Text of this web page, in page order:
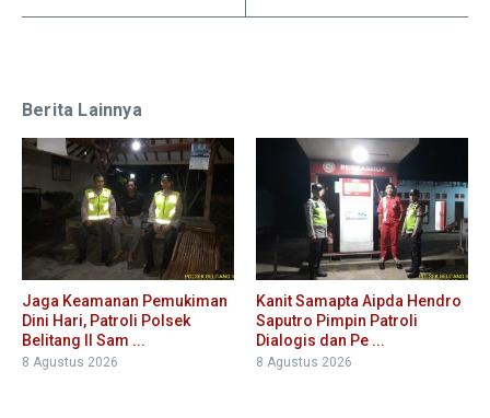
Berita Lainnya
Jaga Keamanan Pemukiman
Dini Hari, Patroli Polsek
Belitang II Sam ...
8 Agustus 2026
Kanit Samapta Aipda Hendro
Saputro Pimpin Patroli
Dialogis dan Pe ...
8 Agustus 2026